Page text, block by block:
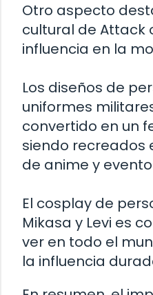
Otro aspecto
cultural de Attack
influencia en la
Los diseños de
uniformes
convertido en un
siendo recreados
de anime y
El cosplay de
Mikasa y Levi es
ver en todo el
la influencia